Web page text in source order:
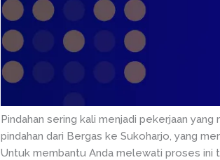
Pindahan sering kali menjadi pekerjaan
pindahan dari Bergas ke Sukoharjo, yang
Untuk membantu Anda melewati proses ini